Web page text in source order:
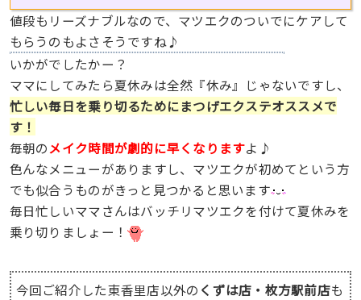
値段もリーズナブルなので、マツエクのついでにケアして
もらうのもよさそうですね♪
いかがでしたかー？
ママにしてみたら夏休みは全然『休み』じゃないですし、
忙しい毎日を乗り切るためにまつげエクステオススメで
す！
毎朝のメイク時間が劇的に早くなりますよ♪
色んなメニューがありますし、マツエクが初めてという方
でも似合うものがきっと見つかると思います
毎日忙しいママさんはバッチリマツエクを付けて夏休みを
乗り切りましょー！
今回ご紹介した東香里店以外の くずは店・枚方駅前店も